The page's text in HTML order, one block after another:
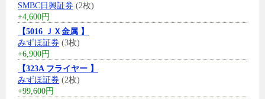
SMBC日興証券 (2枚)
+4,600円
【5016 ＪＸ金属 】
みずほ証券 (3枚)
+6,900円
【323A フライヤー 】
みずほ証券 (2枚)
+99,600円